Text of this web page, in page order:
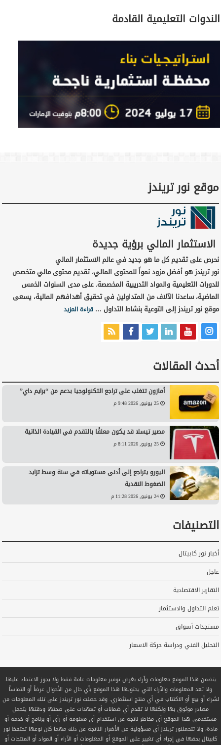
الندوات التعليمية القادمة
موقع نور تريندز
الاستثمار المالي برؤية جديدة
نحرص على تقديم كل ما هو جديد في عالم الاستثمار المالي
نور تريندز هو أفضل مزود نمواً للمحتوى المالي، تقديم محتوى مالي متخصص
للدورات التعليمية والمواد التدريبية المخصصة. على مدى السنوات الخمس
الماضية، ساعدنا الآلاف من المتداولين في تحقيق أهدافهم المالية، يسعى
موقع نور تريندز إلى التوعية بنشاط التداول …قراءة المزيد
أحدث المقالات
أمازون تتغلب على تراجع التكنولوجيا بدعم من “برايم داي”
25 يونيو, 2026 9:48 م
مصير تيسلا قد يكون معلقًا بالتقدم في القيادة الذاتية
25 يونيو, 2026 8:11 م
اليورو يتراجع إلى أدنى مستوياته في سنة وسط تزايد
الضغوط النقدية
24 يونيو, 2026 11:28 م
التصنيفات
أخبار نور كابيتال
عاجل
التقارير الاقتصادية
تعلم التداول والاستثمار
مستجدات أسواق
التحليل الفني ودراسة حركة الاسعار
يتضمن هذا الموقع معلومات وآراء بغرض توفير معلومات عامة فقط ولا يجوز الاعتماد عليها.
ولا تعد المعلومات والآراء التي يحتويها هذا الموقع بأي حال من الأحوال عرضاً أو التماساً
لشراء أو بيع أو الاكتتاب في أي منتج استثماري. وقد حصلت نور تريندز على تلك المعلومات من
مصادر موثوق بها ولكنها لا تقدم أي ضمانات أو تعهدات على صحتها ودقتها يتحمل
مستخدمي هذا الموقع أي مخاطر ناتجة عن استخدام أي معلومة أو رأي أو برنامج أو خدمة أو
مادة، ولا تتحملنور تريندز أي مسؤولية عن الأضرار الناتجة عن ذلك مهما كان نوعها تحتفظ نور
كابيتال بحقها في إجراء أي تغيير على الموقع أو المعلومات أو الآراء أو المواد أو المنتجات أو